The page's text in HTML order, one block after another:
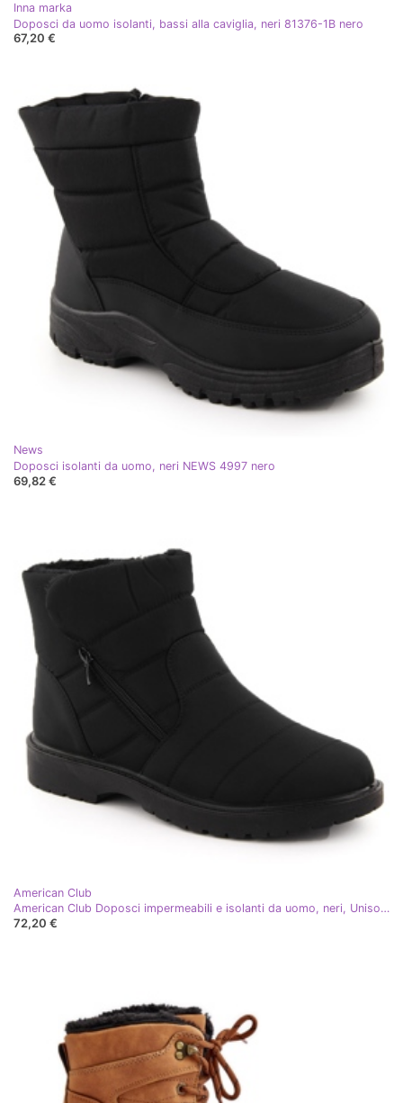
Inna marka
Doposci da uomo isolanti, bassi alla caviglia, neri 81376-1B nero
67,20 €
News
Doposci isolanti da uomo, neri NEWS 4997 nero
69,82 €
American Club
American Club Doposci impermeabili e isolanti da uomo, neri, Unisoft nero
72,20 €